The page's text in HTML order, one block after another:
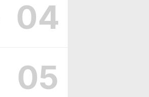
04
05